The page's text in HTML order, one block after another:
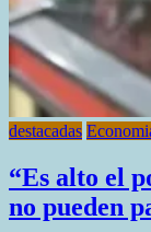
destacadas
“Es alto el
no pueden